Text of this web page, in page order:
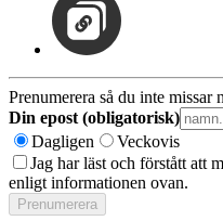
Prenumerera så du inte missar
Din epost (obligatorisk)
Dagligen
Veckovis
Jag har läst och förstått att
enligt informationen ovan.